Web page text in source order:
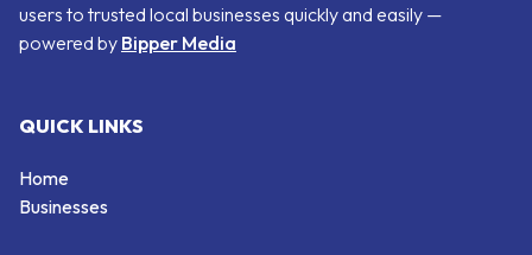
users to trusted local businesses quickly and easily —
powered by Bipper Media
QUICK LINKS
Home
Businesses